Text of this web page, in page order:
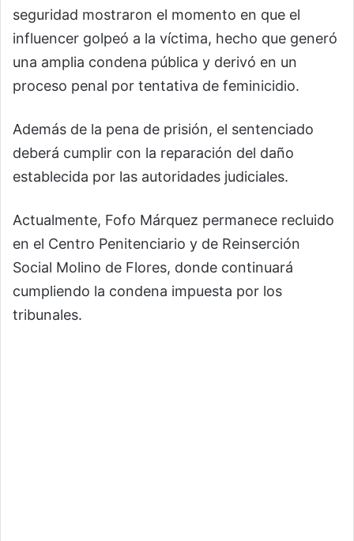
seguridad mostraron el momento en que el
influencer golpeó a la víctima, hecho que generó
una amplia condena pública y derivó en un
proceso penal por tentativa de feminicidio.
Además de la pena de prisión, el sentenciado
deberá cumplir con la reparación del daño
establecida por las autoridades judiciales.
Actualmente, Fofo Márquez permanece recluido
en el Centro Penitenciario y de Reinserción
Social Molino de Flores, donde continuará
cumpliendo la condena impuesta por los
tribunales.